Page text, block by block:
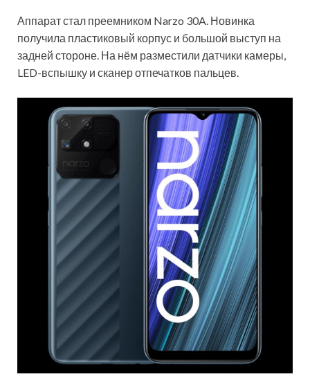
Аппарат стал преемником Narzo 30A. Новинка
получила пластиковый корпус и большой выступ на
задней стороне. На нём разместили датчики камеры,
LED-вспышку и сканер отпечатков пальцев.